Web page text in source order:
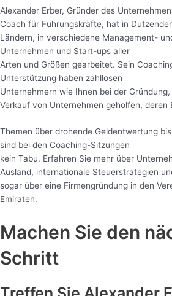
Alexander Erber, Gründer des
Coach für Führungskräfte, hat in
Ländern, in verschiedene Management-
Unternehmen und Start-ups aller
Arten und Größen gearbeitet. Sein
Unterstützung haben zahllosen
Unternehmern wie Ihnen bei der
Verkauf von Unternehmen geholfen, deren
Themen über drohende Geldentwertung
sind bei den Coaching-Sitzungen
kein Tabu. Erfahren Sie mehr über
Ausland, internationale Steuerstrategien
sogar über eine Firmengründung in den
Emiraten.
Machen Sie den
Schritt